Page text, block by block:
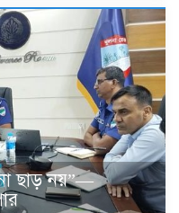
ছাড় নয়”—